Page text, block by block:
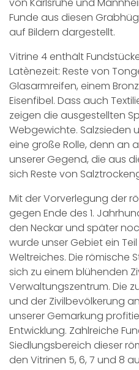
Funde aus diesen
auf Bildern dargestellt.
Vitrine 4 enthält
Latènezeit: Reste von
Glasarmreifen, einem
Eisenfibel. Dass auch
zeigen die ausgestellten
Webgewichte. Salzsieden
eine große Rolle, denn an
unserer Gegend, die aus
sich Reste von
Mit der Vorverlegung der
gegen Ende des 1.
den Neckar und später
wurde unser Gebiet ein
Weltreiches. Die römische
sich zu einem blühenden
Verwaltungszentrum. Die
und der Zivilbevölkerung
unserer Gemarkung
Entwicklung. Zahlreiche
Siedlungsbereich dieser
den Vitrinen 5, 6, 7 und 8